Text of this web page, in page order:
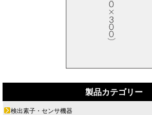
製品カテゴリー
検出素子・センサ機器